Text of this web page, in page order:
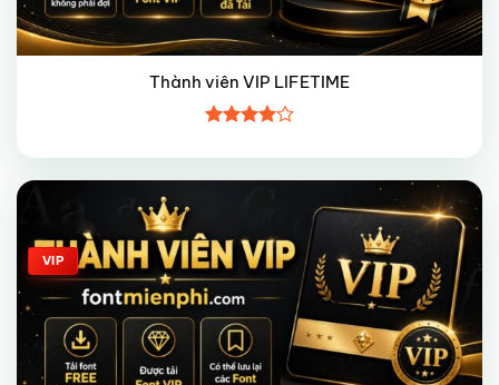
Thành viên VIP LIFETIME
xếp hạng
Giảm giá!
VIP